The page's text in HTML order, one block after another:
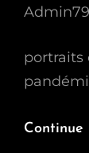
portraits
Continue